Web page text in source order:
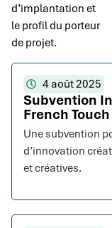
d’implantation et
le profil du porteur
de projet.
4 août 2025
Subvention
French Touch
Une subvention
d’innovation
et créatives.